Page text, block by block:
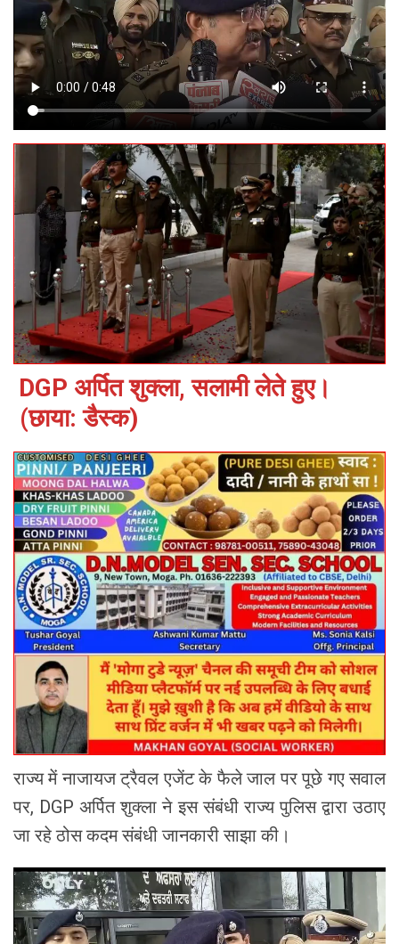
DGP अर्पित शुक्ला, सलामी लेते हुए।
(छाया: डैस्क)
राज्य में नाजायज ट्रैवल एजेंट के फैले जाल पर पूछे गए सवाल
पर, DGP अर्पित शुक्ला ने इस संबंधी राज्य पुलिस द्वारा उठाए
जा रहे ठोस कदम संबंधी जानकारी साझा की।